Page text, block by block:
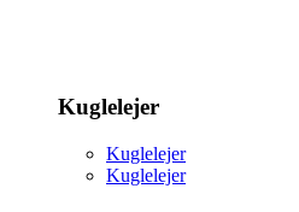
Kuglelejer
Kuglelejer
Kuglelejer